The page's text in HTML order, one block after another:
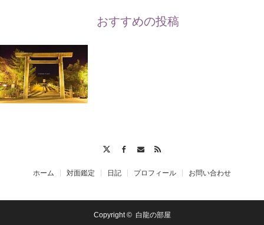
おすすめの投稿
ホーム 対面鑑定 日記 プロフィール お問い合わせ
Copyright © 白龍の部屋